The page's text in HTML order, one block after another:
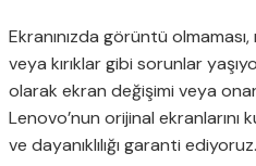
Ekranınızda görüntü
veya kırıklar gibi sorunlar
olarak ekran değişimi veya
Lenovo’nun orijinal
ve dayanıklılığı garanti ediyoruz.